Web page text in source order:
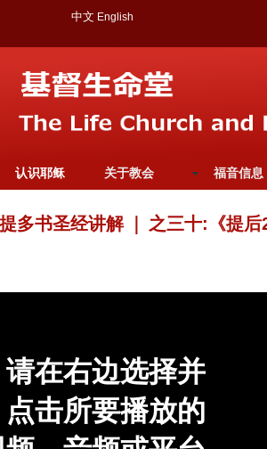
中文 English
认识耶稣 关于教会 福音信息
多书圣经讲解
之三十:《提